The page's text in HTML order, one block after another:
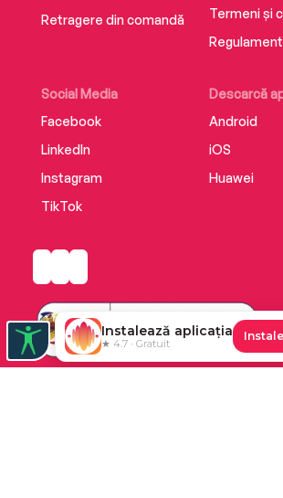
Retragere din comandă
Social Media
Facebook
LinkedIn
Instagram
TikTok
Descarcă
Android
iOS
Huawei
Termeni și
Instalează aplicația
★ 4.7 · Gratuit